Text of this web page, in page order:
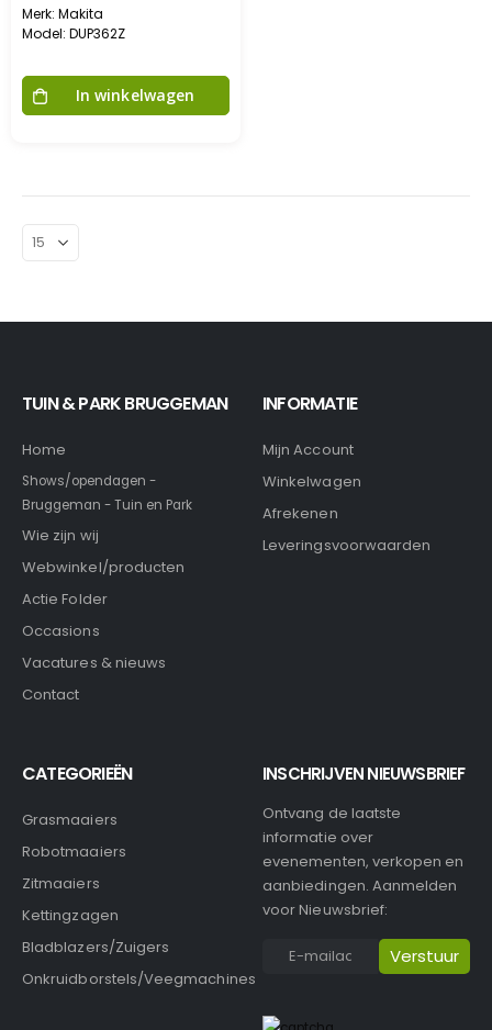
Merk: Makita
Model: DUP362Z
In winkelwagen
TUIN & PARK BRUGGEMAN
Home
Shows/opendagen -
Bruggeman - Tuin en Park
Wie zijn wij
Webwinkel/producten
Actie Folder
Occasions
Vacatures & nieuws
Contact
INFORMATIE
Mijn Account
Winkelwagen
Afrekenen
Leveringsvoorwaarden
CATEGORIEËN
Grasmaaiers
Robotmaaiers
Zitmaaiers
Kettingzagen
Bladblazers/Zuigers
Onkruidborstels/Veegmachines
INSCHRIJVEN NIEUWSBRIEF
Ontvang de laatste
informatie over
evenementen, verkopen en
aanbiedingen. Aanmelden
voor Nieuwsbrief: